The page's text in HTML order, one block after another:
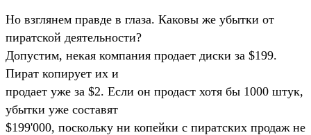
Hо взглянем правде в глаза. Каковы же убытки от
пиратской деятельности?
Допустим, некая компания продает диски за $199.
Пират копирует их и
продает уже за $2. Если он продаст хотя бы 1000 штук,
убытки уже составят
$199'000, поскольку ни копейки с пиратских продаж не